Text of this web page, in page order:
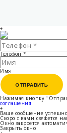
+
Телефон *
Имя
ОТПРАВИТЬ
ОТПРАВИТЬ
Нажимая кнопку
соглашения
+
Ваше сообщение
Скоро с вами свяжется
Окно закроется
Закрыть окно